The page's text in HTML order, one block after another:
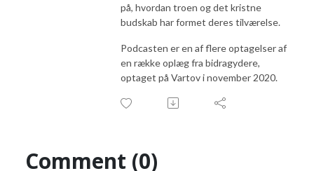
på, hvordan troen og det kristne
budskab har formet deres tilværelse.
Podcasten er en af flere optagelser af
en række oplæg fra bidragydere,
optaget på Vartov i november 2020.
Comment (0)